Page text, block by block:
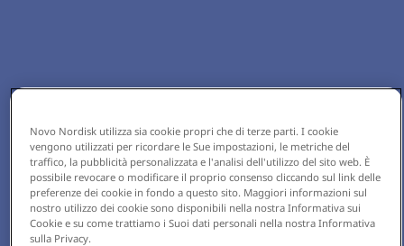
Novo Nordisk utilizza sia cookie propri che di terze parti. I cookie
vengono utilizzati per ricordare le Sue impostazioni, le metriche del
traffico, la pubblicità personalizzata e l'analisi dell'utilizzo del sito web. È
possibile revocare o modificare il proprio consenso cliccando sul link delle
preferenze dei cookie in fondo a questo sito. Maggiori informazioni sul
nostro utilizzo dei cookie sono disponibili nella nostra Informativa sui
Cookie e su come trattiamo i Suoi dati personali nella nostra Informativa
sulla Privacy.